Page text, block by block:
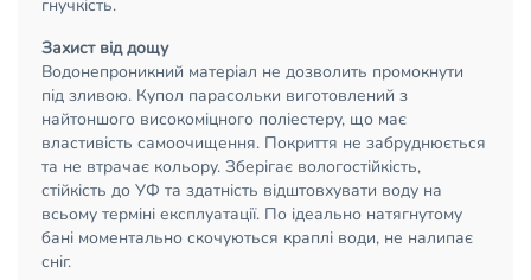
гнучкість.
Захист від дощу
Водонепроникний матеріал не дозволить промокнути
під зливою. Купол парасольки виготовлений з
найтоншого високоміцного поліестеру, що має
властивість самоочищення. Покриття не забруднюється
та не втрачає кольору. Зберігає вологостійкість,
стійкість до УФ та здатність відштовхувати воду на
всьому терміні експлуатації. По ідеально натягнутому
бані моментально скочуються краплі води, не налипає
сніг.